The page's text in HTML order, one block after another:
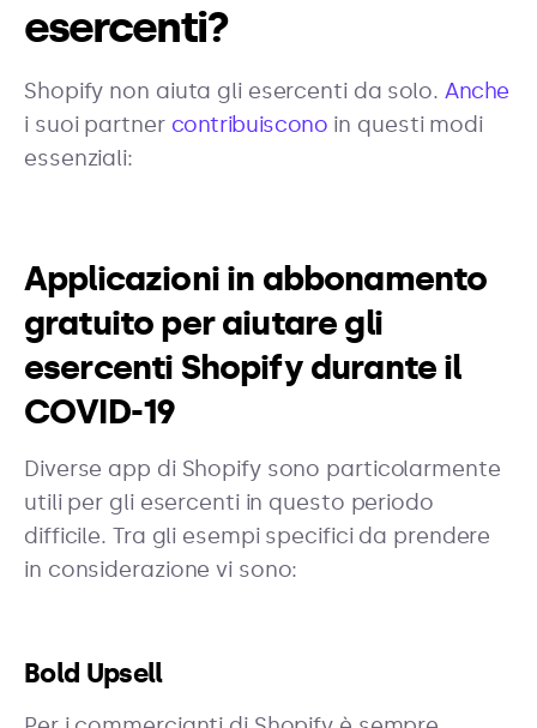
esercenti?
Shopify non aiuta gli esercenti da solo. Anche
i suoi partner contribuiscono in questi modi
essenziali:
Applicazioni in abbonamento
gratuito per aiutare gli
esercenti Shopify durante il
COVID-19
Diverse app di Shopify sono particolarmente
utili per gli esercenti in questo periodo
difficile. Tra gli esempi specifici da prendere
in considerazione vi sono:
Bold Upsell